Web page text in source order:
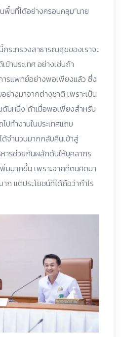
พื้นที่ได้อย่างครอบคลุม”นาย
ระทรวงสาธารณสุขของเราจะ
ข้าประเทศ อย่างเช่นถ้า
ารแพทย์อย่างพอเพียงแล้ว ซึ่ง
ย่างมาจากต่างชาติ เพราะเป็น
บหนึ่ง ถ้าเมื่อพอเพียงสำหรับ
ปทำงานในประเทศแถบ
จำนวนมากกลับคืนเข้าสู่
ารช่วยกันผลักดันให้บุคลากร
มมากขึ้น เพราะจากที่ตนคิดมา
ก แต่ประโยชน์ที่ได้ถือว่ากำไร